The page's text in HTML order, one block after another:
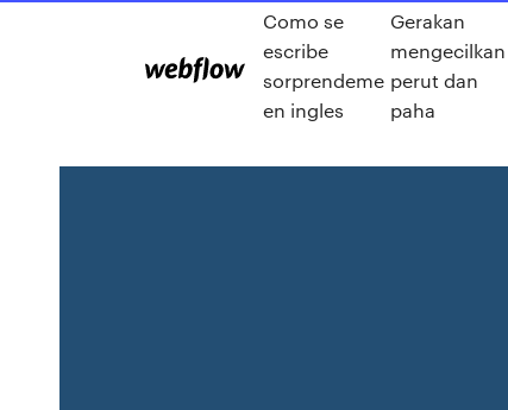
Como se
escribe
sorprendeme
en ingles
Gerakan
mengecilkan
perut dan
paha